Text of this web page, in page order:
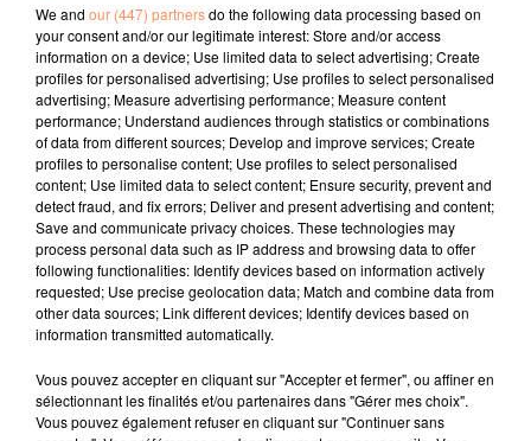
dans les vagues, les nuages, les rochers... sont des
exemples classiques de paréidolie, une sorte d'illusion
d'optique générée par le cerveau. Cette faculté
d'associer un stimulus visuel sans forme à un élément
identifiable serait davantage répandue chez les
femmes que chez les hommes, d'après une étude
publiée dans le magazine Science et vie.
fil actus
4 juillet 2022
Radio Star Live avec Dadju
Marseille : une application pour mettre en
relation extras et...
We and our (447) partnersdo the following data processing based on
your consent and/or our legitimate interest: Store and/or access
information on a device; Use limited data to select advertising; Create
profiles for personalised advertising; Use profiles to select personalised
advertising; Measure advertising performance; Measure content
performance; Understand audiences through statistics or combinations
of data from different sources; Develop and improve services; Create
profiles to personalise content; Use profiles to select personalised
content; Use limited data to select content; Ensure security, prevent and
detect fraud, and fix errors; Deliver and present advertising and content;
Save and communicate privacy choices. These technologies may
process personal data such as IP address and browsing data to offer
following functionalities: Identify devices based on information actively
requested; Use precise geolocation data; Match and combine data from
other data sources; Link different devices; Identify devices based on
information transmitted automatically.
Vous pouvez accepter en cliquant sur "Accepter et fermer", ou affiner en
sélectionnant les finalités et/ou partenaires dans "Gérer mes choix".
Vous pouvez également refuser en cliquant sur "Continuer sans